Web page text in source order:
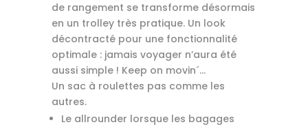
de rangement se transforme désormais
en un trolley très pratique. Un look
décontracté pour une fonctionnalité
optimale : jamais voyager n’aura été
aussi simple ! Keep on movin´…
Un sac à roulettes pas comme les
autres.
Le allrounder lorsque les bagages